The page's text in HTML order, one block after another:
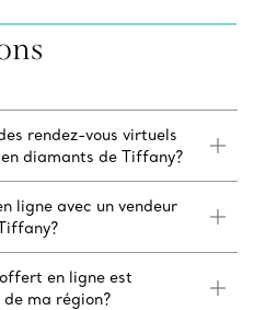
rendez-vous virtuels
diamants de Tiffany?
ligne avec un vendeur
en ligne est
ma région?